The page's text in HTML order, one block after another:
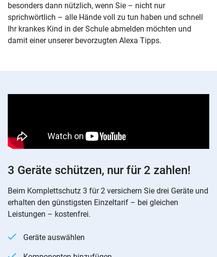
besonders dann nützlich, wenn Sie – nicht nur
sprichwörtlich – alle Hände voll zu tun haben und schnell
Ihr krankes Kind in der Schule abmelden möchten und
damit einer unserer bevorzugten Alexa Tipps.
3 Geräte schützen, nur für 2 zahlen!
Beim Komplettschutz 3 für 2 versichern Sie drei Geräte und
erhalten den günstigsten Einzeltarif – bei gleichen
Leistungen – kostenfrei.
Geräte auswählen